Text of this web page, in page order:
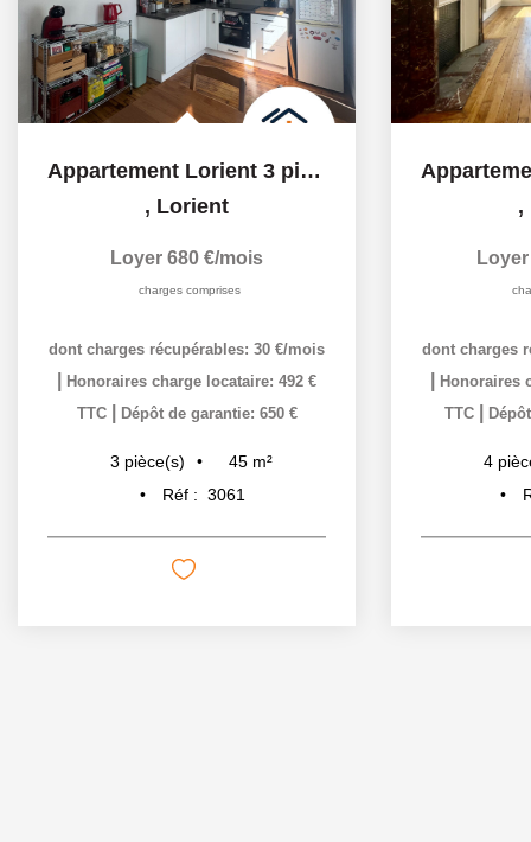
Appartement Lorient 3 pièce(s) 44.76 m2 avec Terrasse - rue...
, Lorient
Loyer 680 €/mois
charges comprises
dont charges récupérables: 30 €/mois
Honoraires charge locataire: 492 €
TTC
Dépôt de garantie: 650 €
3 pièce(s) 45 m²
Réf : 3061
,
dont charges
Honoraires
TTC
4